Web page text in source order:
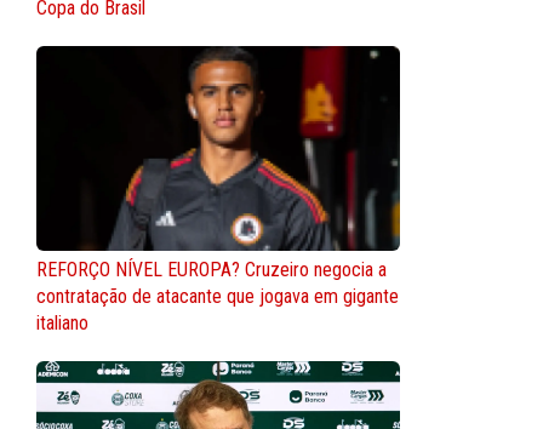
Copa do Brasil
REFORÇO NÍVEL EUROPA? Cruzeiro negocia a
contratação de atacante que jogava em gigante
italiano